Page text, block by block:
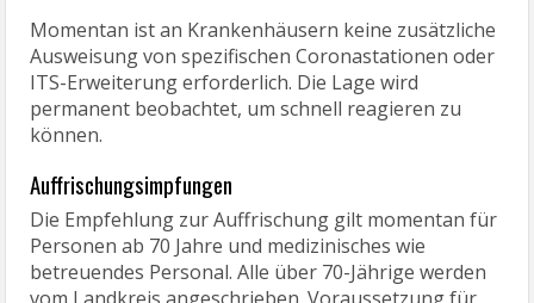
Momentan ist an Krankenhäusern keine zusätzliche
Ausweisung von spezifischen Coronastationen oder
ITS-Erweiterung erforderlich. Die Lage wird
permanent beobachtet, um schnell reagieren zu
können.
Auffrischungsimpfungen
Die Empfehlung zur Auffrischung gilt momentan für
Personen ab 70 Jahre und medizinisches wie
betreuendes Personal. Alle über 70-Jährige werden